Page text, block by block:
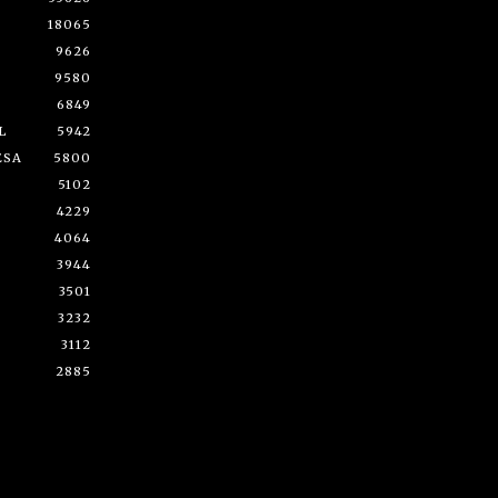
18065
9626
9580
6849
5942
5800
5102
4229
4064
3944
3501
3232
3112
2885